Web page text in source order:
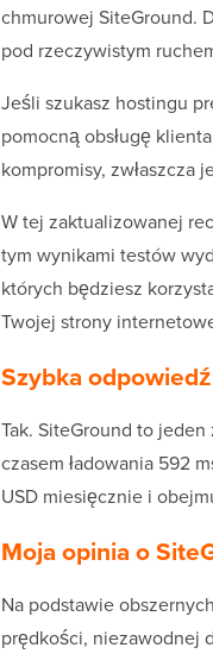
chmurowej SiteGround.
pod rzeczywistym
Jeśli szukasz hostingu
pomocną obsługę
kompromisy,
W tej zaktualizowanej
tym wynikami testów
których będziesz
Twojej strony
Szybka
Tak. SiteGround to
czasem ładowania 592
USD miesięcznie i
Moja opinia o
Na podstawie
prędkości, niezawodnej